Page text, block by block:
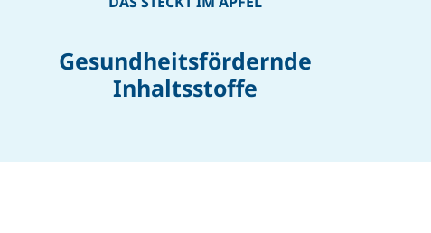
Gesundheitsfördernde
Inhaltsstoffe